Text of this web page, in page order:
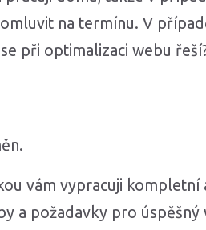
na termínu. V
při optimalizaci webu
vám vypracuji
a požadavky pro